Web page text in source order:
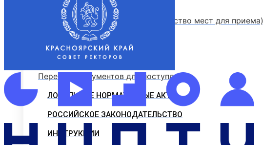
Информация для абитуриентов
Перечень специальностей (количество мест для приема)
Сроки зачисления
Сроки подачи документов
Перечень документов для поступления
ЛОКАЛЬНЫЕ НОРМАТИВНЫЕ АКТЫ
РОССИЙСКОЕ ЗАКОНОДАТЕЛЬСТВО
ИНСТРУКЦИИ